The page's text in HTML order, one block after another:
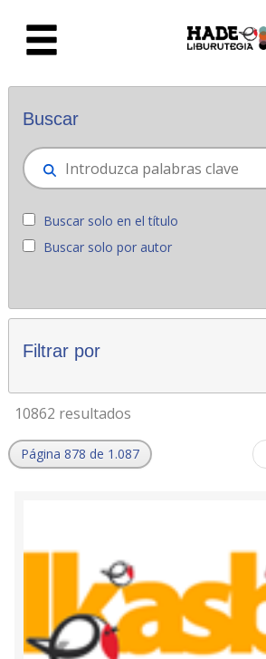
Novedades -
Buscar
Buscar solo en el título
Buscar solo por autor
Filtrar por
10862 resultados
Página 878 de 1.087